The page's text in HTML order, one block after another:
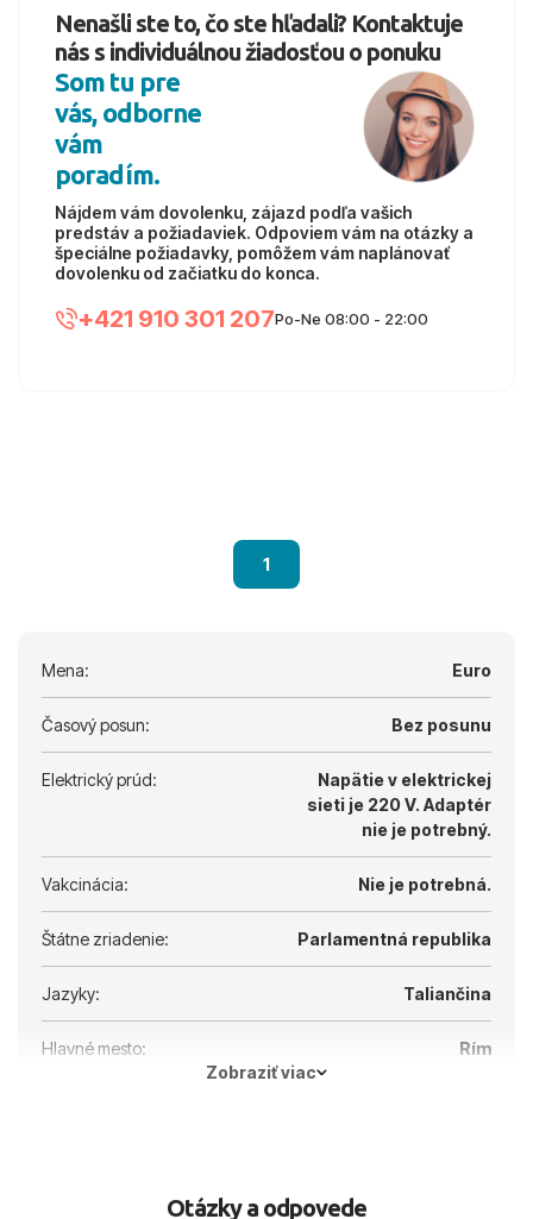
Nenašli ste to, čo ste hľadali? Kontaktuje
nás s individuálnou žiadosťou o ponuku
Som tu pre
vás, odborne
vám
poradím.
Nájdem vám dovolenku, zájazd podľa vašich
predstáv a požiadaviek. Odpoviem vám na otázky a
špeciálne požiadavky, pomôžem vám naplánovať
dovolenku od začiatku do konca.
+421 910 301 207Po-Ne 08:00 - 22:00
1
Mena: Euro
Časový posun: Bez posunu
Elektrický prúd:
Napätie v elektrickej
sieti je 220 V. Adaptér
nie je potrebný.
Vakcinácia: Nie je potrebná.
Štátne zriadenie: Parlamentná republika
Jazyky: Taliančina
Hlavné mesto:
Rím
Zobraziť viac
Otázky a odpovede